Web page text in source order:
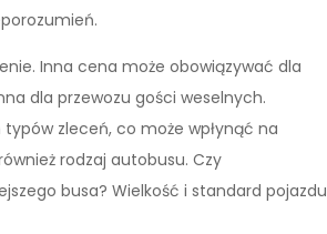
Inna cena może obowiązywać dla
dla przewozu gości weselnych.
zleceń, co może wpłynąć na
rodzaj autobusu. Czy
busa? Wielkość i standard pojazdu